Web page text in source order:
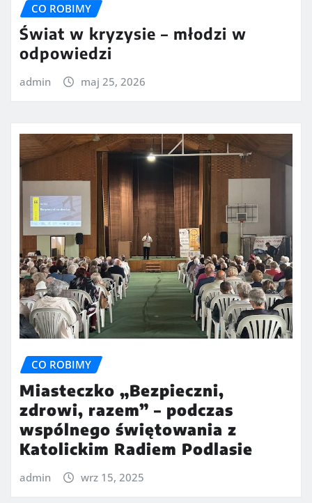
CO ROBIMY
Świat w kryzysie – młodzi w
odpowiedzi
admin maj 25, 2026
CO ROBIMY
Miasteczko „Bezpieczni,
zdrowi, razem” – podczas
wspólnego świętowania z
Katolickim Radiem Podlasie
admin wrz 15, 2025